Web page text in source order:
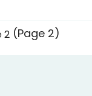
2 (Page 2)